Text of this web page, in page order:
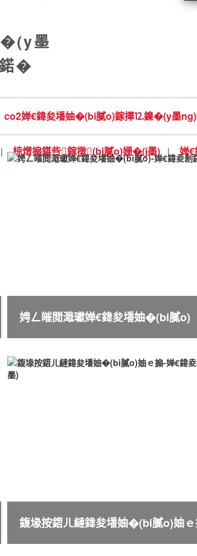
墨
�
co2婵€鍏夋墦妯�(bi膩o)鎵撶⒓鎳�(y墨
| 椋熷搧鍖呰鎵撴(bi膩o)姗�(j墨) | 婵
娉ㄥ皠閲濈瓛婵€鍏夋墦妯�(bi膩o)
鍑堟按鍣ㄦ縺鍏夋墦妯�(bi膩o)妯